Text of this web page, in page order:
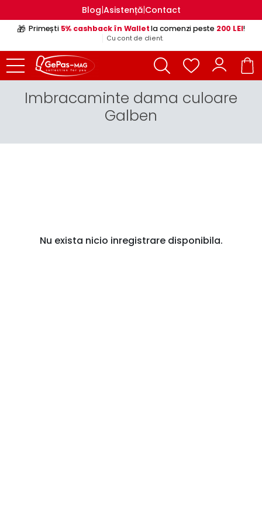
Blog|Asistență|Contact
🎁 Primești 5% cashback în Walletla comenzi peste 200 LEI!
Cu cont de client.
Imbracaminte dama culoare
Galben
Nu exista nicio inregistrare disponibila.